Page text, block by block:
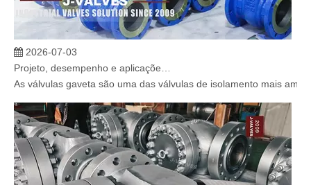
As válvulas gaveta são uma das válvulas de isolamento mais